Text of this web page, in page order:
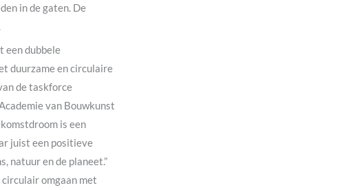
in de gaten. De
een dubbele
duurzame en circulaire
de taskforce
van Bouwkunst
is een
juist een positieve
natuur en de planeet.”
omgaan met